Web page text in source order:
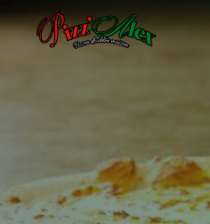
Panneau de gestion des cookies